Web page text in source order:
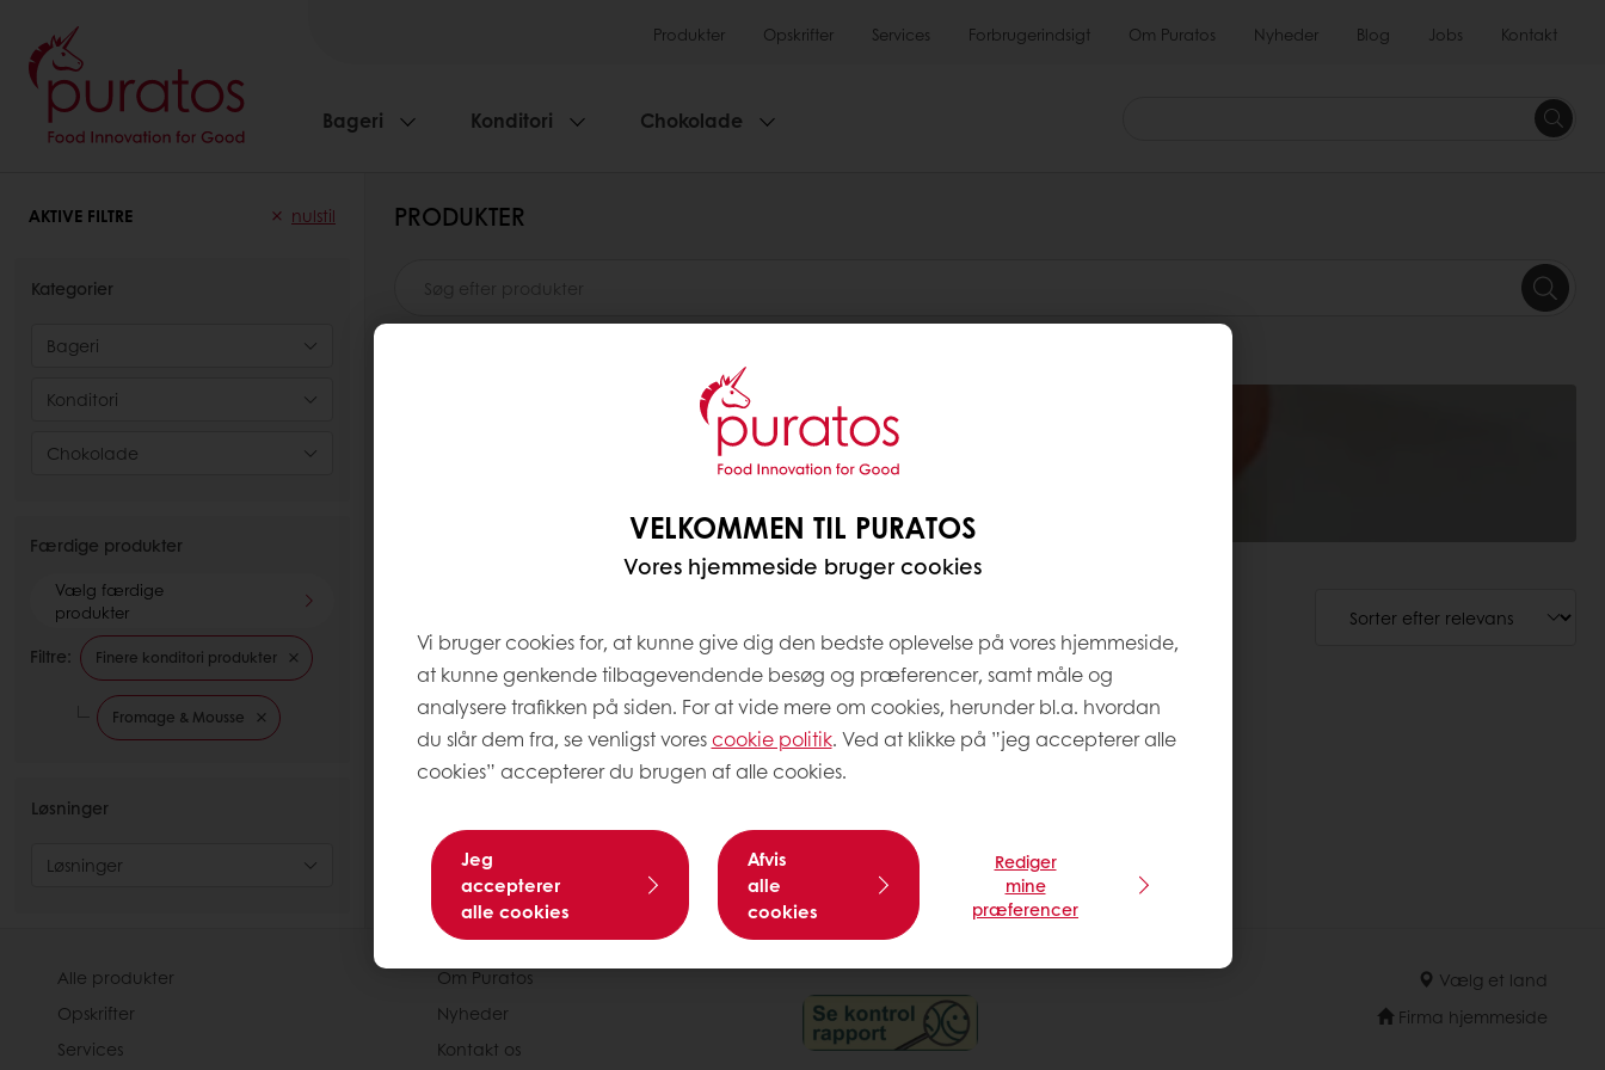
Produkter Opskrifter Services Forbrugerindsigt Om Puratos Nyheder Blog Jobs Kontakt
Bageri Konditori Chokolade
AKTIVE FILTRE nulstil
Kategorier
Bageri
Konditori
Chokolade
Færdige produkter
Vælg færdige
produkter
Filtre: Finere konditori produkter
Fromage & Mousse
Løsninger
Løsninger
PRODUKTER
1
VELKOMMEN TIL PURATOS
Vores hjemmeside bruger cookies
Vi bruger cookies for, at kunne give dig den bedste oplevelse på vores hjemmeside,
at kunne genkende tilbagevendende besøg og præferencer, samt måle og
analysere trafikken på siden. For at vide mere om cookies, herunder bl.a. hvordan
du slår dem fra, se venligst vorescookie politik. Ved at klikke på ”jeg accepterer alle
cookies” accepterer du brugen af alle cookies.
Jeg
accepterer
alle cookies
Afvis
alle
cookies
Rediger
mine
præferencer
Alle produkter
Opskrifter
Services
Om Puratos
Nyheder
Kontakt os
Vælg et land
Firma hjemmeside